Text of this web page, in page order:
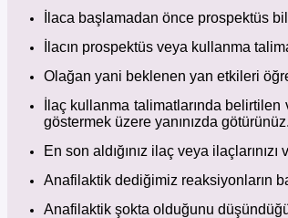
İlaca başlamadan önce prospektüs
İlacın prospektüs veya kullanma
Olağan yani beklenen yan etkileri
İlaç kullanma talimatlarında
göstermek üzere yanınızda götürünüz.
En son aldığınız ilaç veya ilaçlarınızı
Anafilaktik dediğimiz reaksiyonların
Anafilaktik şokta olduğunu